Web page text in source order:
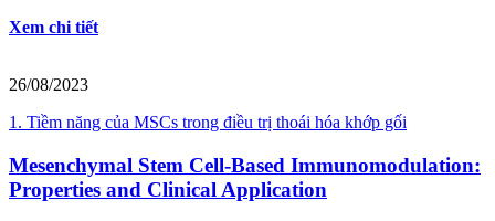
Xem chi tiết
26/08/2023
1. Tiềm năng của MSCs trong điều trị thoái hóa khớp gối
Mesenchymal Stem Cell-Based Immunomodulation:
Properties and Clinical Application